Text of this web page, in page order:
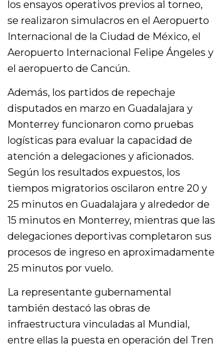
los ensayos operativos previos al torneo,
se realizaron simulacros en el Aeropuerto
Internacional de la Ciudad de México, el
Aeropuerto Internacional Felipe Ángeles y
el aeropuerto de Cancún.
Además, los partidos de repechaje
disputados en marzo en Guadalajara y
Monterrey funcionaron como pruebas
logísticas para evaluar la capacidad de
atención a delegaciones y aficionados.
Según los resultados expuestos, los
tiempos migratorios oscilaron entre 20 y
25 minutos en Guadalajara y alrededor de
15 minutos en Monterrey, mientras que las
delegaciones deportivas completaron sus
procesos de ingreso en aproximadamente
25 minutos por vuelo.
La representante gubernamental
también destacó las obras de
infraestructura vinculadas al Mundial,
entre ellas la puesta en operación del Tren